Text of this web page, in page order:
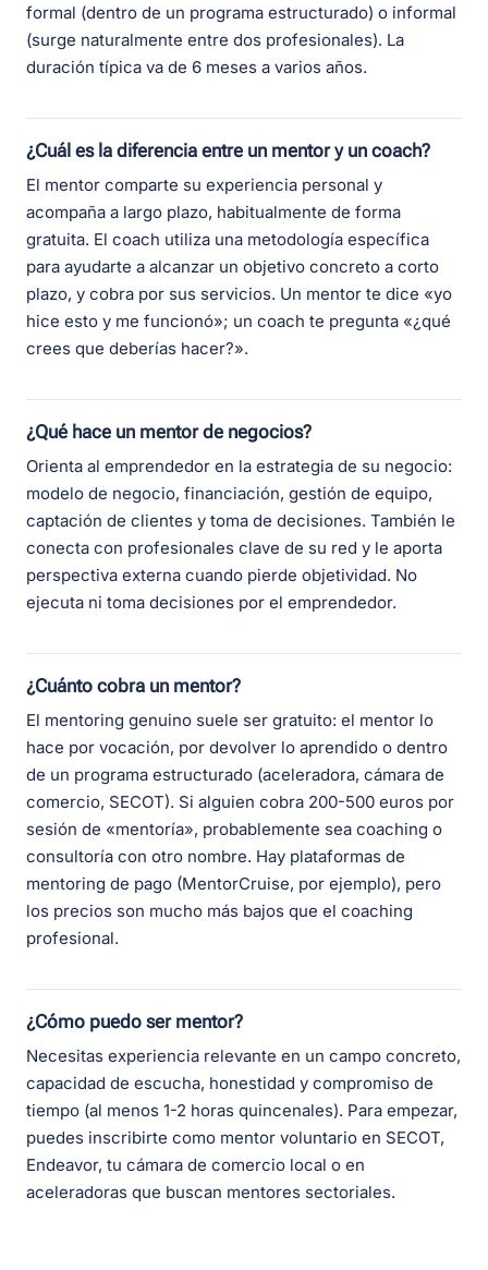
formal (dentro de un programa estructurado) o informal
(surge naturalmente entre dos profesionales). La
duración típica va de 6 meses a varios años.
¿Cuál es la diferencia entre un mentor y un coach?
El mentor comparte su experiencia personal y
acompaña a largo plazo, habitualmente de forma
gratuita. El coach utiliza una metodología específica
para ayudarte a alcanzar un objetivo concreto a corto
plazo, y cobra por sus servicios. Un mentor te dice «yo
hice esto y me funcionó»; un coach te pregunta «¿qué
crees que deberías hacer?».
¿Qué hace un mentor de negocios?
Orienta al emprendedor en la estrategia de su negocio:
modelo de negocio, financiación, gestión de equipo,
captación de clientes y toma de decisiones. También le
conecta con profesionales clave de su red y le aporta
perspectiva externa cuando pierde objetividad. No
ejecuta ni toma decisiones por el emprendedor.
¿Cuánto cobra un mentor?
El mentoring genuino suele ser gratuito: el mentor lo
hace por vocación, por devolver lo aprendido o dentro
de un programa estructurado (aceleradora, cámara de
comercio, SECOT). Si alguien cobra 200-500 euros por
sesión de «mentoría», probablemente sea coaching o
consultoría con otro nombre. Hay plataformas de
mentoring de pago (MentorCruise, por ejemplo), pero
los precios son mucho más bajos que el coaching
profesional.
¿Cómo puedo ser mentor?
Necesitas experiencia relevante en un campo concreto,
capacidad de escucha, honestidad y compromiso de
tiempo (al menos 1-2 horas quincenales). Para empezar,
puedes inscribirte como mentor voluntario en SECOT,
Endeavor, tu cámara de comercio local o en
aceleradoras que buscan mentores sectoriales.